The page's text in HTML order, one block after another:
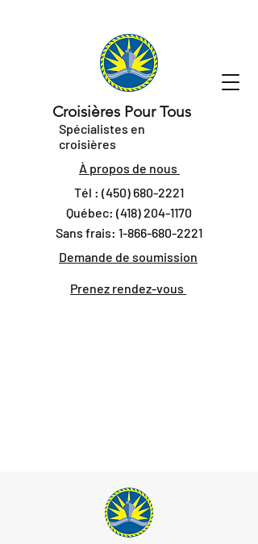
Croisières Pour Tous
Spécialistes en
croisières
À propos de nous
Tél : (450) 680-2221
Québec: (418) 204-1170
Sans frais: 1-866-680-2221
Demande de soumission
Prenez rendez-vous